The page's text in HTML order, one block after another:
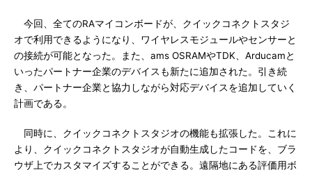
今回、全てのRAマイコンボードが、クイックコネクトスタジ
オで利用できるようになり、ワイヤレスモジュールやセンサーと
の接続が可能となった。また、ams OSRAMやTDK、Arducamと
いったパートナー企業のデバイスも新たに追加された。引き続
き、パートナー企業と協力しながら対応デバイスを追加していく
計画である。
同時に、クイックコネクトスタジオの機能も拡張した。これに
より、クイックコネクトスタジオが自動生成したコードを、ブラ
ウザ上でカスタマイズすることができる。遠隔地にある評価用ボ